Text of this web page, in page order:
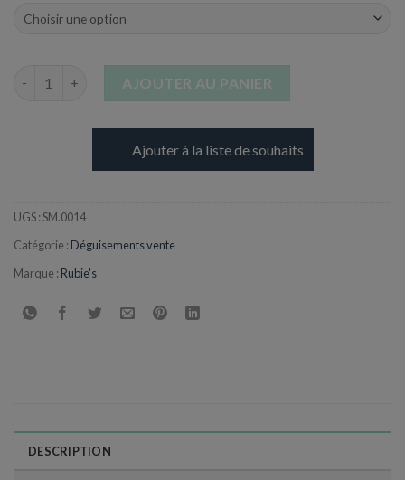
AJOUTER AU PANIER
Ajouter à la liste de souhaits
UGS :SM.0014
Catégorie : Déguisements vente
Marque : Rubie's
DESCRIPTION